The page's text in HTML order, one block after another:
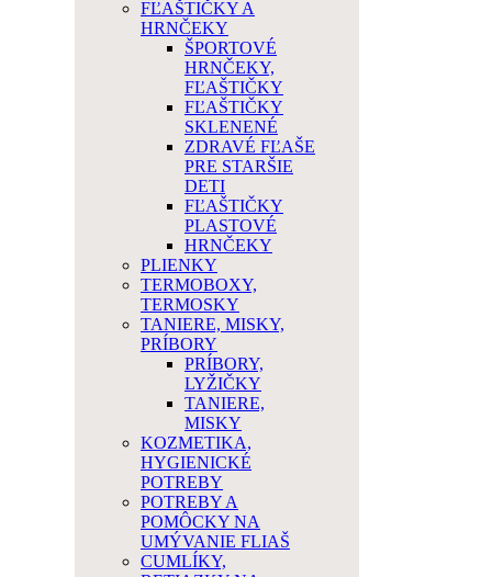
FĽAŠTIČKY A
HRNČEKY
ŠPORTOVÉ
HRNČEKY,
FĽAŠTIČKY
FĽAŠTIČKY
SKLENENÉ
ZDRAVÉ FĽAŠE
PRE STARŠIE
DETI
FĽAŠTIČKY
PLASTOVÉ
HRNČEKY
PLIENKY
TERMOBOXY,
TERMOSKY
TANIERE, MISKY,
PRÍBORY
PRÍBORY,
LYŽIČKY
TANIERE,
MISKY
KOZMETIKA,
HYGIENICKÉ
POTREBY
POTREBY A
POMÔCKY NA
UMÝVANIE FLIAŠ
CUMLÍKY,